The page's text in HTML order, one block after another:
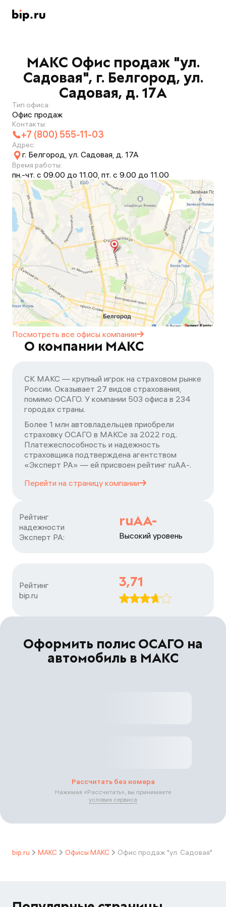
МАКС Офис продаж "ул.
Садовая", г. Белгород, ул.
Садовая, д. 17А
Тип офиса:
Офис продаж
Контакты:
+7 (800) 555-11-03
Адрес:
г. Белгород, ул. Садовая, д. 17А
Время работы:
пн.-чт. с 09.00 до 11.00, пт. с 9.00 до 11.00
Посмотреть все офисы компании
О компании МАКС
СК МАКС — крупный игрок на страховом рынке
России. Оказывает 27 видов страхования,
помимо ОСАГО. У компании 503 офиса в 234
городах страны.
Более 1 млн автовладельцев приобрели
страховку ОСАГО в МАКСе за 2022 год.
Платежеспособность и надежность
страховщика подтверждена агентством
«Эксперт РА» — ей присвоен рейтинг ruАA-.
Перейти на страницу компании
Рейтинг
надежности
Эксперт РА:
ruAA-
Высокий уровень
Рейтинг
bip.ru
3,71
Оформить полис ОСАГО на
автомобиль в МАКС
Рассчитать без номера
Нажимая «Рассчитать», вы принимаете
условия сервиса
bip.ru МАКС Офисы МАКС Офис продаж "ул. Садовая"